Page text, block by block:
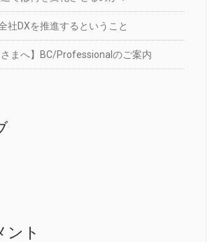
社DXを推進するということ
さまへ】BC/Professionalのご案内
ント